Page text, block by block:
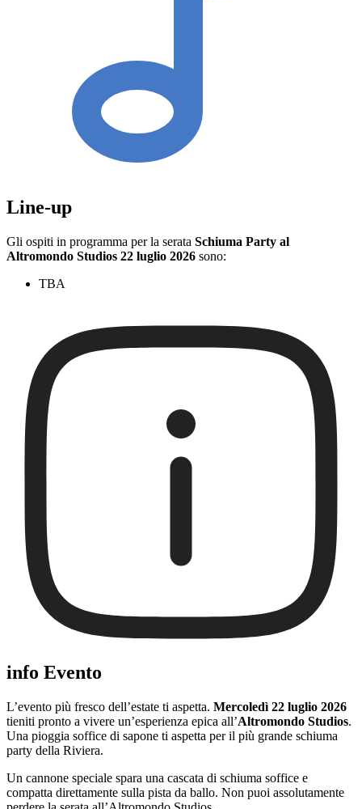
Line-up
Gli ospiti in programma per la serata Schiuma Party al
Altromondo Studios 22 luglio 2026 sono:
TBA
info Evento
L’evento più fresco dell’estate ti aspetta. Mercoledì 22 luglio 2026
tieniti pronto a vivere un’esperienza epica all’Altromondo Studios.
Una pioggia soffice di sapone ti aspetta per il più grande schiuma
party della Riviera.
Un cannone speciale spara una cascata di schiuma soffice e
compatta direttamente sulla pista da ballo. Non puoi assolutamente